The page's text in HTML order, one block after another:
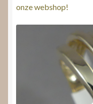
onze webshop!